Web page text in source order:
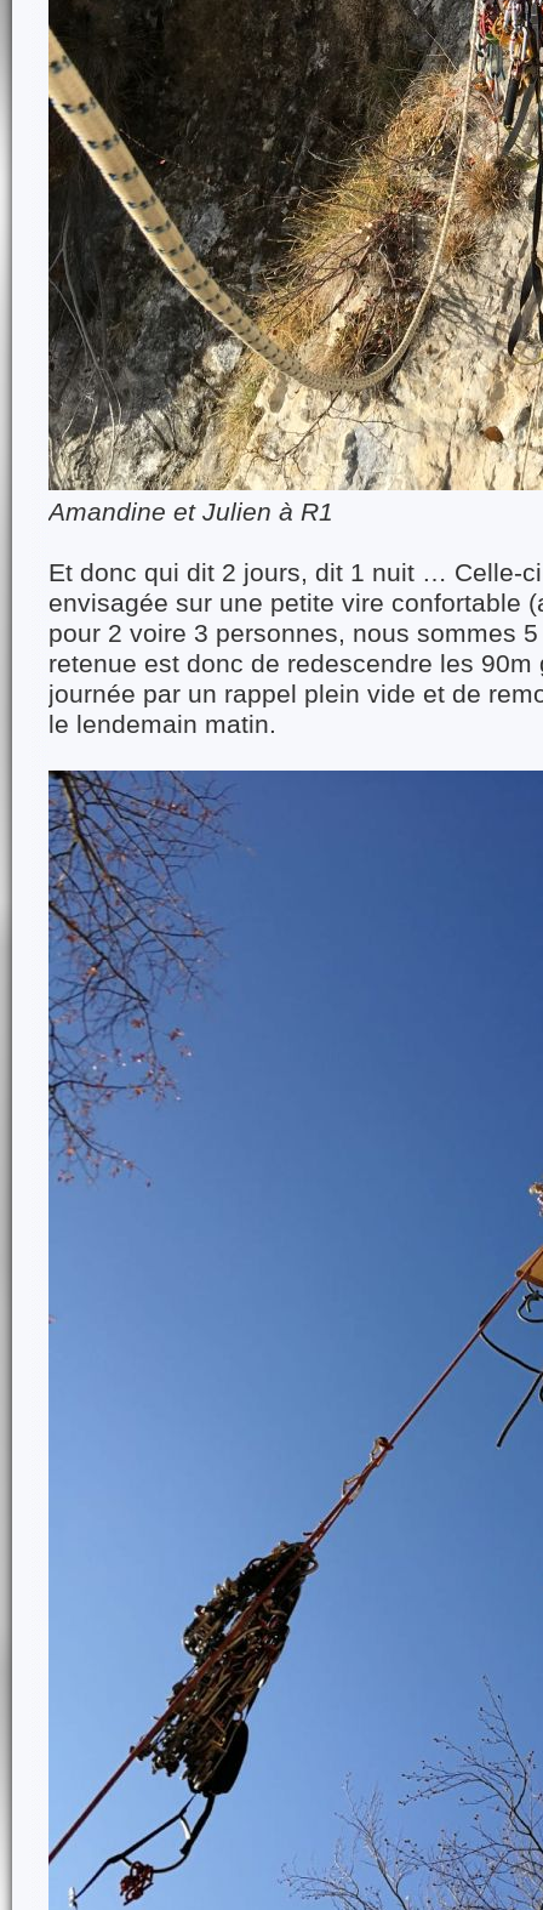
Amandine et Julien à R1
Et donc qui dit 2 jours, dit 1 nuit … Celle-
envisagée sur une petite vire confortable
pour 2 voire 3 personnes, nous sommes
retenue est donc de redescendre les 90m
journée par un rappel plein vide et de
le lendemain matin.